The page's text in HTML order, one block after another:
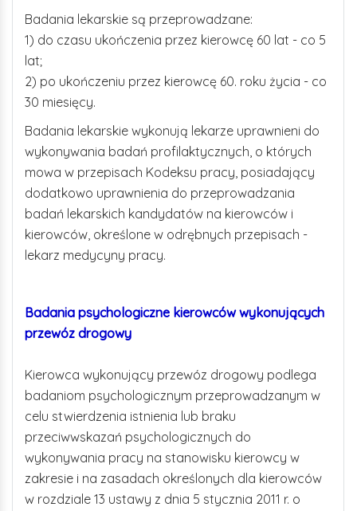
Badania lekarskie są przeprowadzane:
1) do czasu ukończenia przez kierowcę 60 lat - co 5
lat;
2) po ukończeniu przez kierowcę 60. roku życia - co
30 miesięcy.
Badania lekarskie wykonują lekarze uprawnieni do
wykonywania badań profilaktycznych, o których
mowa w przepisach Kodeksu pracy, posiadający
dodatkowo uprawnienia do przeprowadzania
badań lekarskich kandydatów na kierowców i
kierowców, określone w odrębnych przepisach -
lekarz medycyny pracy.
Badania psychologiczne kierowców wykonujących
przewóz drogowy
Kierowca wykonujący przewóz drogowy podlega
badaniom psychologicznym przeprowadzanym w
celu stwierdzenia istnienia lub braku
przeciwwskazań psychologicznych do
wykonywania pracy na stanowisku kierowcy w
zakresie i na zasadach określonych dla kierowców
w rozdziale 13 ustawy z dnia 5 stycznia 2011 r. o